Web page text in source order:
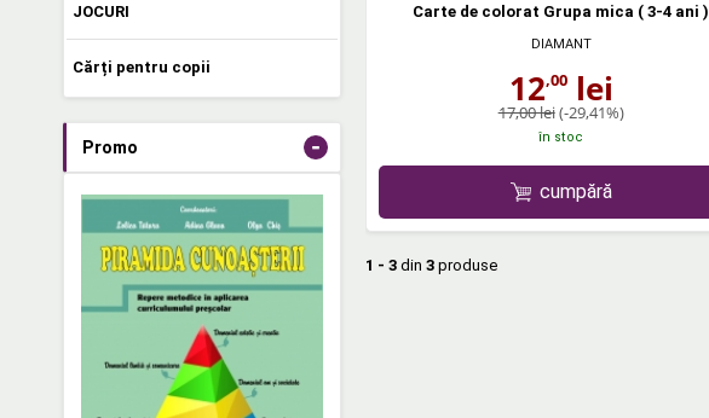
JOCURI
Cărți pentru copii
Promo -
Carte de colorat Grupa mica ( 3-4 ani )
DIAMANT
12,00lei
17,00 lei(-29,41%)
în stoc
cumpără
1 - 3 din 3 produse